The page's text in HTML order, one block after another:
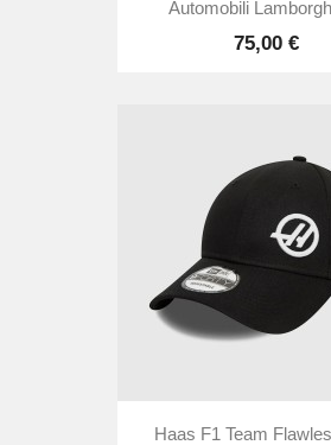
Automobili
75,00 €
Haas F1 Team